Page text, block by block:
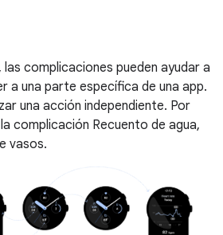
las complicaciones pueden ayudar a
a una parte específica de una app.
una acción independiente. Por
complicación Recuento de agua,
vasos.